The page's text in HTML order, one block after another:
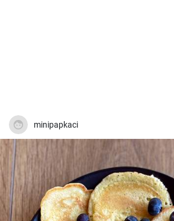
minipapkaci